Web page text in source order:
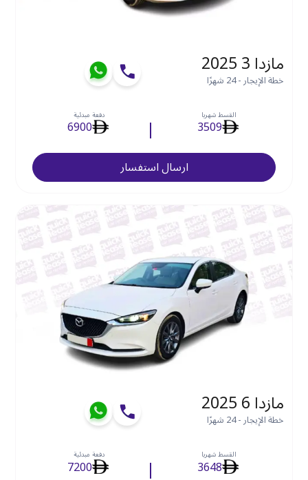
مازدا 3 2025
خطة الإيجار - 24 شهرًا
القسط شهريا
3509
دفعة مبدئية
6900
ارسال استفسار
مازدا 6 2025
خطة الإيجار - 24 شهرًا
القسط شهريا
3648
دفعة مبدئية
7200